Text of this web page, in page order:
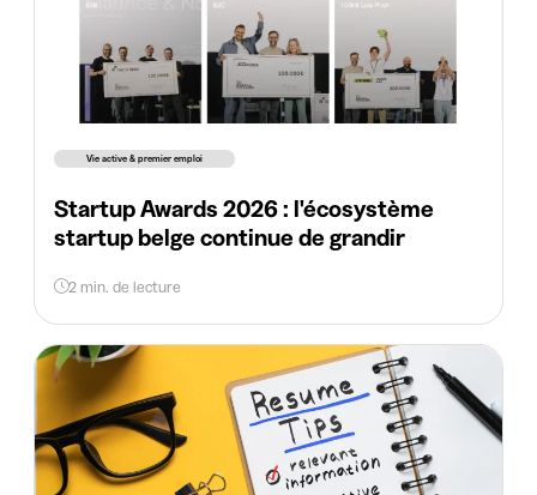
Vie active & premier emploi
Startup Awards 2026 : l'écosystème
startup belge continue de grandir
2 min. de lecture